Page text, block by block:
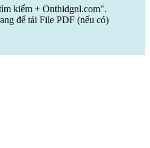
kiếm + Onthidgnl.com".
để tải File PDF (nếu có)